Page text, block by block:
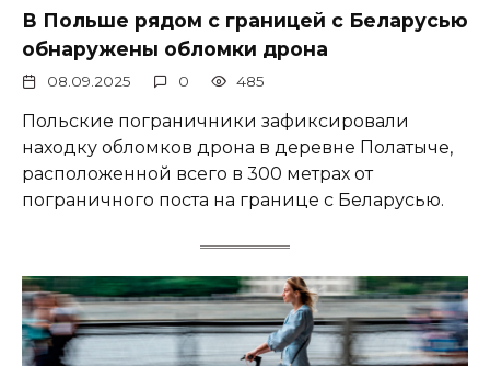
В Польше рядом с границей с Беларусью
обнаружены обломки дрона
08.09.2025 0 485
Польские пограничники зафиксировали
находку обломков дрона в деревне Полатыче,
расположенной всего в 300 метрах от
пограничного поста на границе с Беларусью.